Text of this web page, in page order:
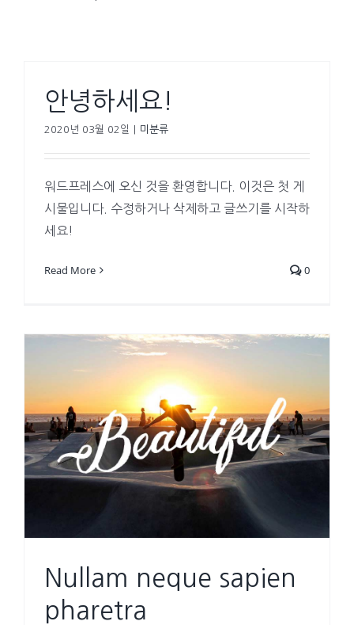
안녕하세요!
2020년 03월 02일 미분류
워드프레스에 오신 것을 환영합니다. 이것은 첫 게
시물입니다. 수정하거나 삭제하고 글쓰기를 시작하
세요!
Read More 0
Nullam neque sapien
pharetra